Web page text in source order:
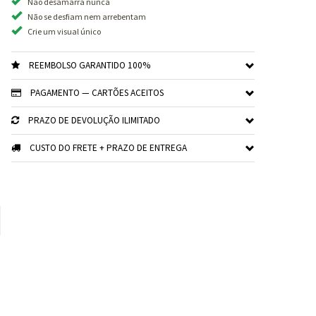
Não se desfiam nem arrebentam
Crie um visual único
REEMBOLSO GARANTIDO 100%
PAGAMENTO — CARTÕES ACEITOS
PRAZO DE DEVOLUÇÃO ILIMITADO
CUSTO DO FRETE + PRAZO DE ENTREGA